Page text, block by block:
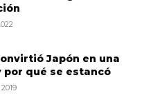
Japón en una
por qué se estancó